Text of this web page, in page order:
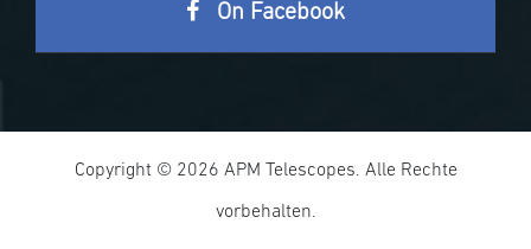
On Facebook
Copyright © 2026 APM Telescopes. Alle Rechte
vorbehalten.